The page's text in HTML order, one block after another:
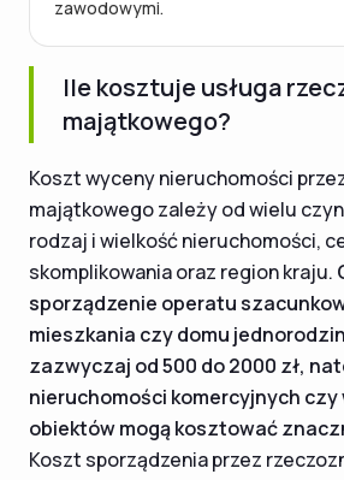
zawodowymi.
Ile kosztuje usługa
majątkowego?
Koszt wyceny nieruchomości
majątkowego zależy od wielu
rodzaj i wielkość nieruchomości,
skomplikowania oraz region kraju.
sporządzenie operatu
mieszkania czy domu
zazwyczaj od 500 do 2000 zł,
nieruchomości komercyjnych
obiektów mogą kosztować
Koszt sporządzenia przez